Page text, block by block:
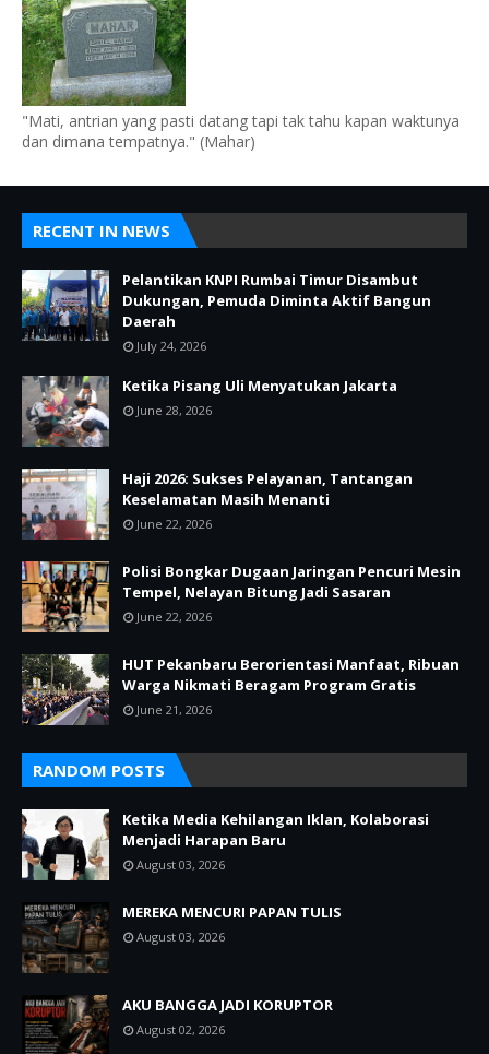
"Mati, antrian yang pasti datang tapi tak tahu kapan waktunya
dan dimana tempatnya." (Mahar)
RECENT IN NEWS
Pelantikan KNPI Rumbai Timur Disambut
Dukungan, Pemuda Diminta Aktif Bangun
Daerah
July 24, 2026
Ketika Pisang Uli Menyatukan Jakarta
June 28, 2026
Haji 2026: Sukses Pelayanan, Tantangan
Keselamatan Masih Menanti
June 22, 2026
Polisi Bongkar Dugaan Jaringan Pencuri Mesin
Tempel, Nelayan Bitung Jadi Sasaran
June 22, 2026
HUT Pekanbaru Berorientasi Manfaat, Ribuan
Warga Nikmati Beragam Program Gratis
June 21, 2026
RANDOM POSTS
Ketika Media Kehilangan Iklan, Kolaborasi
Menjadi Harapan Baru
August 03, 2026
MEREKA MENCURI PAPAN TULIS
August 03, 2026
AKU BANGGA JADI KORUPTOR
August 02, 2026